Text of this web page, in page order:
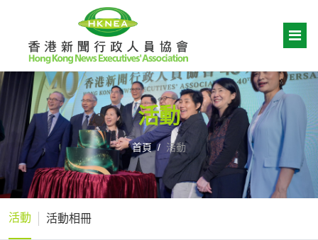
活動
首頁 活動
活動 活動相冊